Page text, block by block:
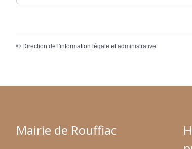
© Direction de l'information légale et administrative
Mairie de Rouffiac